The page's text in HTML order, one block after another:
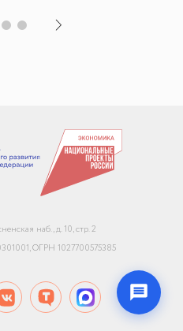
наб., д. 10, стр. 2
ОГРН 1027700575385
персональных данныхи
передаём данные третьим лицам